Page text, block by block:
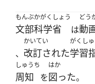
もんぶかがくしょう
文部科学省 は
どう
動
、
かいてい
改訂された
がくし
学習
しゅうち
周知 を
はか
図った。